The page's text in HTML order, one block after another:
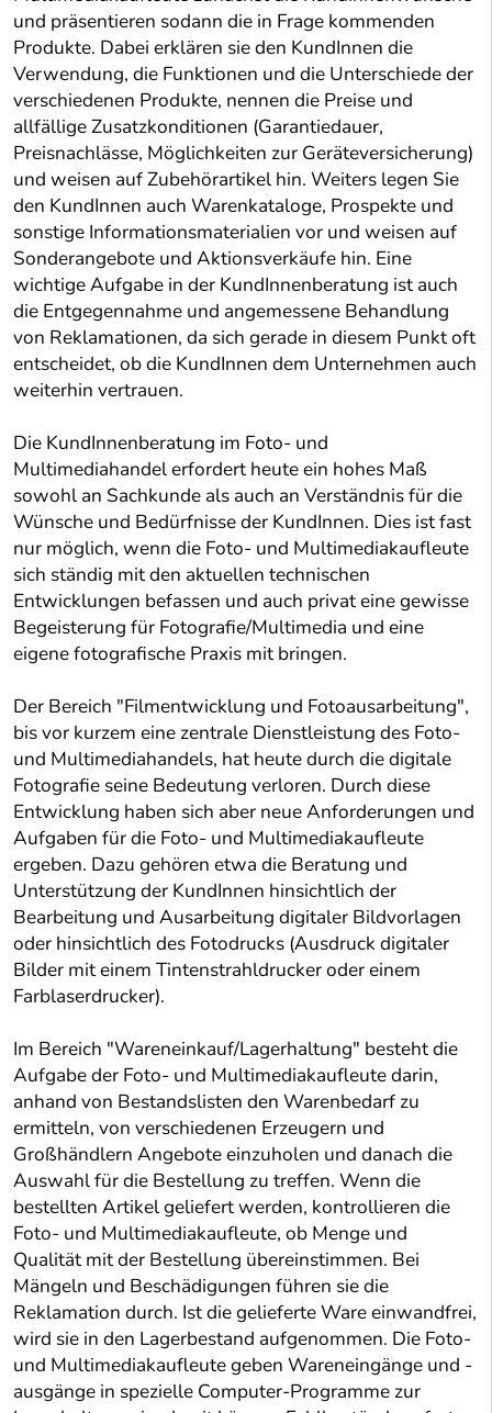
und präsentieren sodann die in Frage kommenden
Produkte. Dabei erklären sie den KundInnen die
Verwendung, die Funktionen und die Unterschiede der
verschiedenen Produkte, nennen die Preise und
allfällige Zusatzkonditionen (Garantiedauer,
Preisnachlässe, Möglichkeiten zur Geräteversicherung)
und weisen auf Zubehörartikel hin. Weiters legen Sie
den KundInnen auch Warenkataloge, Prospekte und
sonstige Informationsmaterialien vor und weisen auf
Sonderangebote und Aktionsverkäufe hin. Eine
wichtige Aufgabe in der KundInnenberatung ist auch
die Entgegennahme und angemessene Behandlung
von Reklamationen, da sich gerade in diesem Punkt oft
entscheidet, ob die KundInnen dem Unternehmen auch
weiterhin vertrauen.
Die KundInnenberatung im Foto- und
Multimediahandel erfordert heute ein hohes Maß
sowohl an Sachkunde als auch an Verständnis für die
Wünsche und Bedürfnisse der KundInnen. Dies ist fast
nur möglich, wenn die Foto- und Multimediakaufleute
sich ständig mit den aktuellen technischen
Entwicklungen befassen und auch privat eine gewisse
Begeisterung für Fotografie/Multimedia und eine
eigene fotografische Praxis mit bringen.
Der Bereich "Filmentwicklung und Fotoausarbeitung",
bis vor kurzem eine zentrale Dienstleistung des Foto-
und Multimediahandels, hat heute durch die digitale
Fotografie seine Bedeutung verloren. Durch diese
Entwicklung haben sich aber neue Anforderungen und
Aufgaben für die Foto- und Multimediakaufleute
ergeben. Dazu gehören etwa die Beratung und
Unterstützung der KundInnen hinsichtlich der
Bearbeitung und Ausarbeitung digitaler Bildvorlagen
oder hinsichtlich des Fotodrucks (Ausdruck digitaler
Bilder mit einem Tintenstrahldrucker oder einem
Farblaserdrucker).
Im Bereich "Wareneinkauf/Lagerhaltung" besteht die
Aufgabe der Foto- und Multimediakaufleute darin,
anhand von Bestandslisten den Warenbedarf zu
ermitteln, von verschiedenen Erzeugern und
Großhändlern Angebote einzuholen und danach die
Auswahl für die Bestellung zu treffen. Wenn die
bestellten Artikel geliefert werden, kontrollieren die
Foto- und Multimediakaufleute, ob Menge und
Qualität mit der Bestellung übereinstimmen. Bei
Mängeln und Beschädigungen führen sie die
Reklamation durch. Ist die gelieferte Ware einwandfrei,
wird sie in den Lagerbestand aufgenommen. Die Foto-
und Multimediakaufleute geben Wareneingänge und -
ausgänge in spezielle Computer-Programme zur